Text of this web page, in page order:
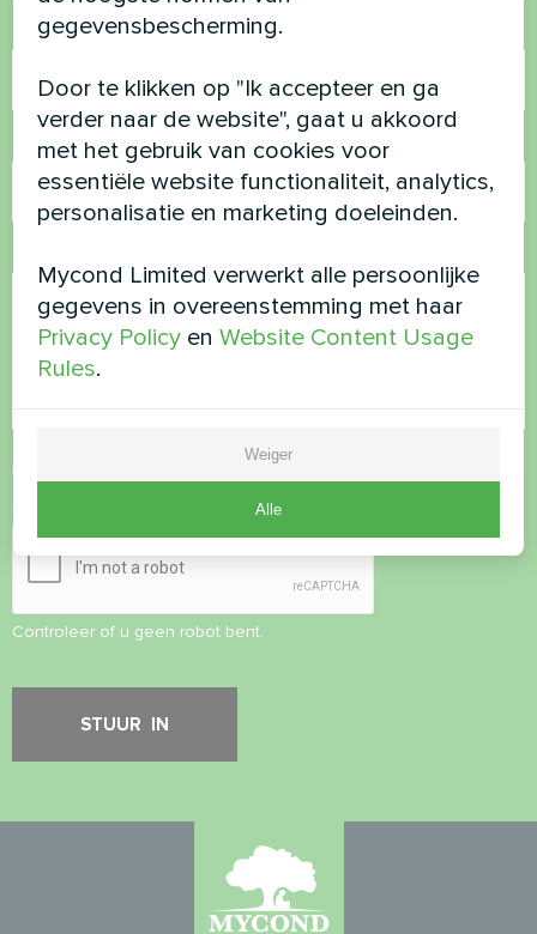
Telefoonnummer
E-mail
accepteren
Veiligheidscontrole
Controleer of u geen robot bent.
gegevensbescherming.
Door te klikken op "Ik accepteer en ga
verder naar de website", gaat u akkoord
met het gebruik van cookies voor
essentiële website functionaliteit, analytics,
personalisatie en marketing doeleinden.
Mycond Limited verwerkt alle persoonlijke
gegevens in overeenstemming met haar
Privacy Policy enWebsite Content Usage
Rules.
Weiger
Alle